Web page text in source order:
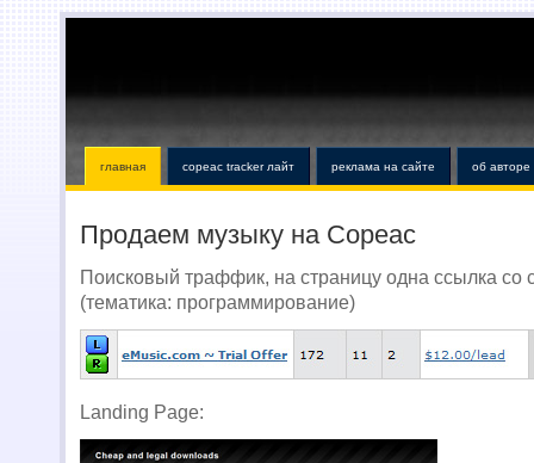
главная copeac tracker лайт реклама на сайте об авторе
Продаем музыку на Copeac
Поисковый траффик, на страницу одна ссылка со
(тематика: программирование)
Landing Page: